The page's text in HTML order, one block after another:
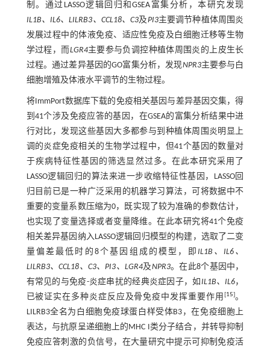
制。通过LASSO逻辑回归和GSEA富集分析，本研究发现
IL1B、IL6、LILRB3、CCL18、C3及PI3主要调节种植体周围炎
发展过程中的体液免疫、适应性免疫及白细胞迁移等生物
学过程，而LGR4主要参与负调控种植体周围炎的上皮生长
过程。通过差异基因的GO富集分析，发现NPR3主要参与白
细胞增殖及体液水平调节的生物过程。
将ImmPort数据库下载的免疫相关基因与差异基因交集，得
到41个涉及免疫应答的基因，在GSEA的富集分析结果中进
行对比，发现这些基因大多都参与到种植体周围炎明显上
调的炎症免疫相关的生物学过程中，但41个基因的数量对
于疾病特征性基因的筛选显然过多。在此本研究采用了
LASSO逻辑回归的算法来进一步收缩特征性基因，LASSO回
归目前已是一种广泛采用的机器学习算法，可将数据中不
重要的变量系数压缩为0，既实现了较为准确的参数估计，
也实现了变量选择或者变量降维。在此本研究将41个免疫
相关差异基因纳入LASSO逻辑回归模型的构建，选取了二变
量偏差最低时的8个基因组成的模型，即 IL1B、IL6、
LILRB3、CCL18、C3、PI3、LGR4及NPR3。在此8个基因中，
有常见的与免疫-炎症串扰的经典炎症因子，如 IL1B、IL6，
已被证实在多种炎症反应及骨免疫中发挥重要作用 [15]。
LILRB3全名为白细胞免疫球蛋白样受体B3，在免疫细胞上
表达，与抗原呈递细胞上的MHC I类分子结合，并转导抑制
免疫应答刺激的负信号，在大量研究中提示可抑制免疫活